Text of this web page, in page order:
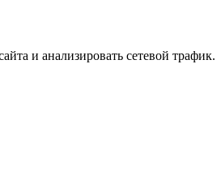
и анализировать сетевой трафик.